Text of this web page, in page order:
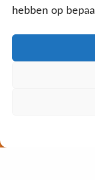
hebben op
PRIVACY- EN COOKIE